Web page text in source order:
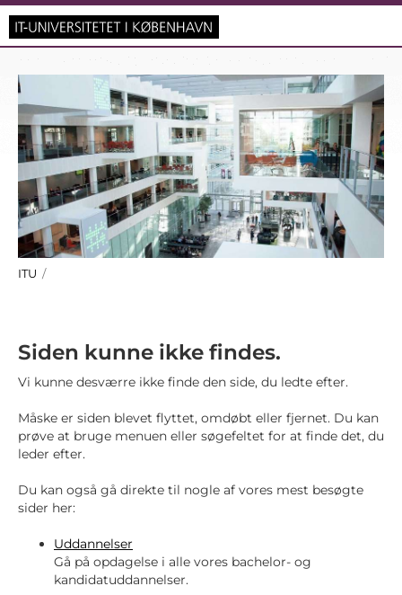
ITU /
Siden kunne ikke findes.
Vi kunne desværre ikke finde den side, du ledte efter.
Måske er siden blevet flyttet, omdøbt eller fjernet. Du kan
prøve at bruge menuen eller søgefeltet for at finde det, du
leder efter.
Du kan også gå direkte til nogle af vores mest besøgte
sider her:
Uddannelser
Gå på opdagelse i alle vores bachelor- og
kandidatuddannelser.